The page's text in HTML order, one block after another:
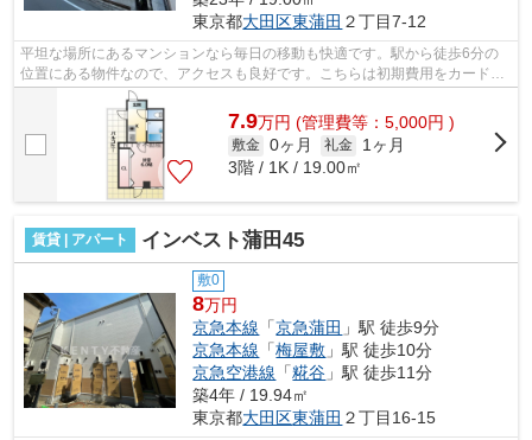
東京都大田区東蒲田 ２丁目7-12
平坦な場所にあるマンションなら毎日の移動も快適です。駅から徒歩6分の
位置にある物件なので、アクセスも良好です。こちらは初期費用をカードで
お支払いいただけるマンションです。こ...
7.9万円 (管理費等：5,000円 )
敷金 0ヶ月 礼金
1ヶ月
3階 / 1K / 19.00㎡
賃貸 | アパート インベスト蒲田45
敷0
8万円
京急本線 「京急蒲田 」駅 徒歩9分
京急本線 「梅屋敷 」駅 徒歩10分
京急空港線 「糀谷 」駅 徒歩11分
築4年 / 19.94㎡
東京都大田区東蒲田 ２丁目16-15